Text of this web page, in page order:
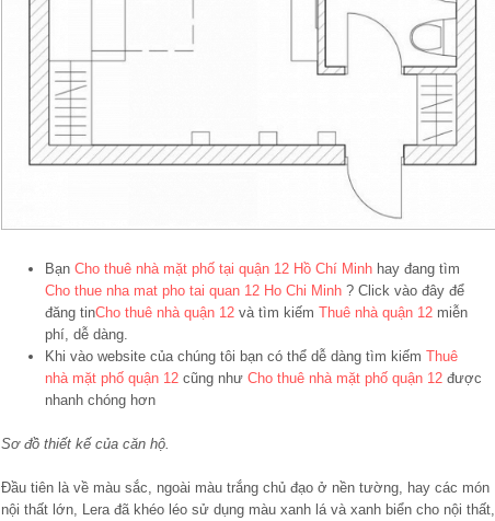
Bạn Cho thuê nhà mặt phố tại quận 12 Hồ Chí Minh hay đang tìm
Cho thue nha mat pho tai quan 12 Ho Chi Minh ? Click vào đây để
đăng tinCho thuê nhà quận 12 và tìm kiếm Thuê nhà quận 12 miễn
phí, dễ dàng.
Khi vào website của chúng tôi bạn có thể dễ dàng tìm kiếm Thuê
nhà mặt phố quận 12 cũng như Cho thuê nhà mặt phố quận 12 được
nhanh chóng hơn
Sơ đồ thiết kế của căn hộ.
Đầu tiên là về màu sắc, ngoài màu trắng chủ đạo ở nền tường, hay các món
nội thất lớn, Lera đã khéo léo sử dụng màu xanh lá và xanh biển cho nội thất,